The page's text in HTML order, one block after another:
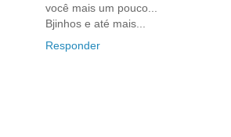
você mais um pouco...
Bjinhos e até mais...
Responder